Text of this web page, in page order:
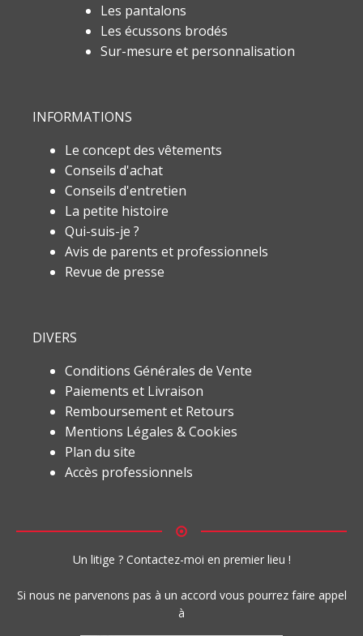
Les pantalons
Les écussons brodés
Sur-mesure et personnalisation
INFORMATIONS
Le concept des vêtements
Conseils d'achat
Conseils d'entretien
La petite histoire
Qui-suis-je ?
Avis de parents et professionnels
Revue de presse
DIVERS
Conditions Générales de Vente
Paiements et Livraison
Remboursement et Retours
Mentions Légales & Cookies
Plan du site
Accès professionnels
Un litige ? Contactez-moi en premier lieu !
Si nous ne parvenons pas à un accord vous pourrez faire appel
à